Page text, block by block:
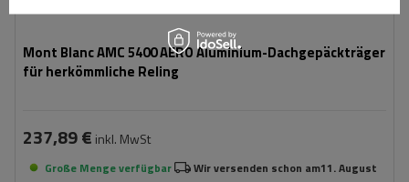
Mont Blanc AMC 5400 AERO Aluminium-Dachgepäckträger
für herkömmliche Reling
237,89 € inkl. MwSt
Große Menge verfügbar Wir versenden schon am11. August